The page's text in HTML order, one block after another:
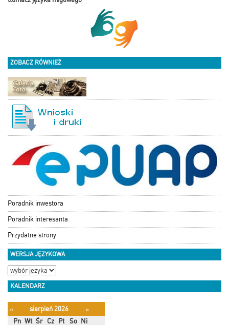
ZOBACZ RÓWNIEŻ
Poradnik inwestora
Poradnik interesanta
Przydatne strony
WERSJA JĘZYKOWA
KALENDARZ
« sierpień 2026
»
Pn Wt Śr Cz Pt So Ni